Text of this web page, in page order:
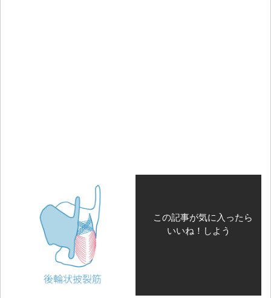
この記事が気に入ったら
いいね！しよう